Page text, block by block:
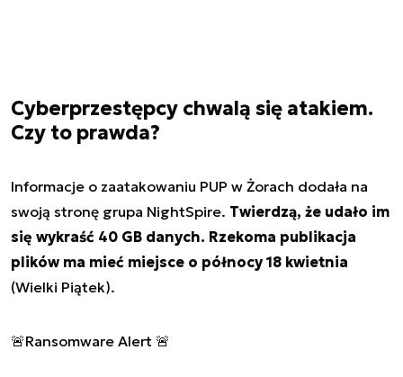
Cyberprzestępcy chwalą się atakiem.
Czy to prawda?
Informacje o zaatakowaniu PUP w Żorach dodała na
swoją stronę grupa NightSpire. Twierdzą, że udało im
się wykraść 40 GB danych. Rzekoma publikacja
plików ma mieć miejsce o północy 18 kwietnia
(Wielki Piątek).
🚨Ransomware Alert 🚨